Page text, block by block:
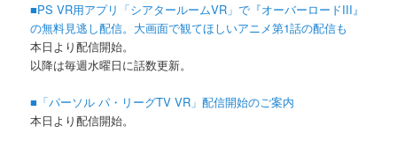
■PS VR用アプリ「シアタールームVR」で『オーバーロードIII』
の無料見逃し配信。大画面で観てほしいアニメ第1話の配信も
本日より配信開始。
以降は毎週水曜日に話数更新。
■「パーソル パ・リーグTV VR」配信開始のご案内
本日より配信開始。